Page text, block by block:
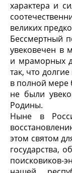
характера и
великих
Бессмертный
увековечен в
и мраморных
так, что
в полной мере
не были
Родины.
Ныне в
этом святом
государства,
поисковиков-